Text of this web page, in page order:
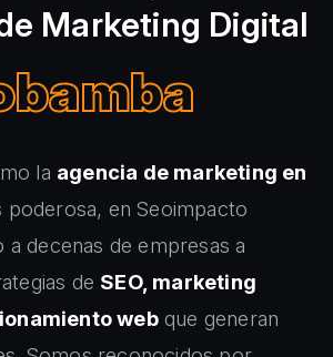
Marketing Digital
la agencia de marketing en
poderosa, en Seoimpacto
a decenas de empresas a
de SEO, marketing
webque generan